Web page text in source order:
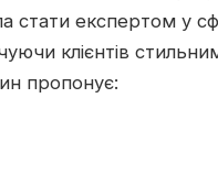
стати експертом у
клієнтів
пропонує: